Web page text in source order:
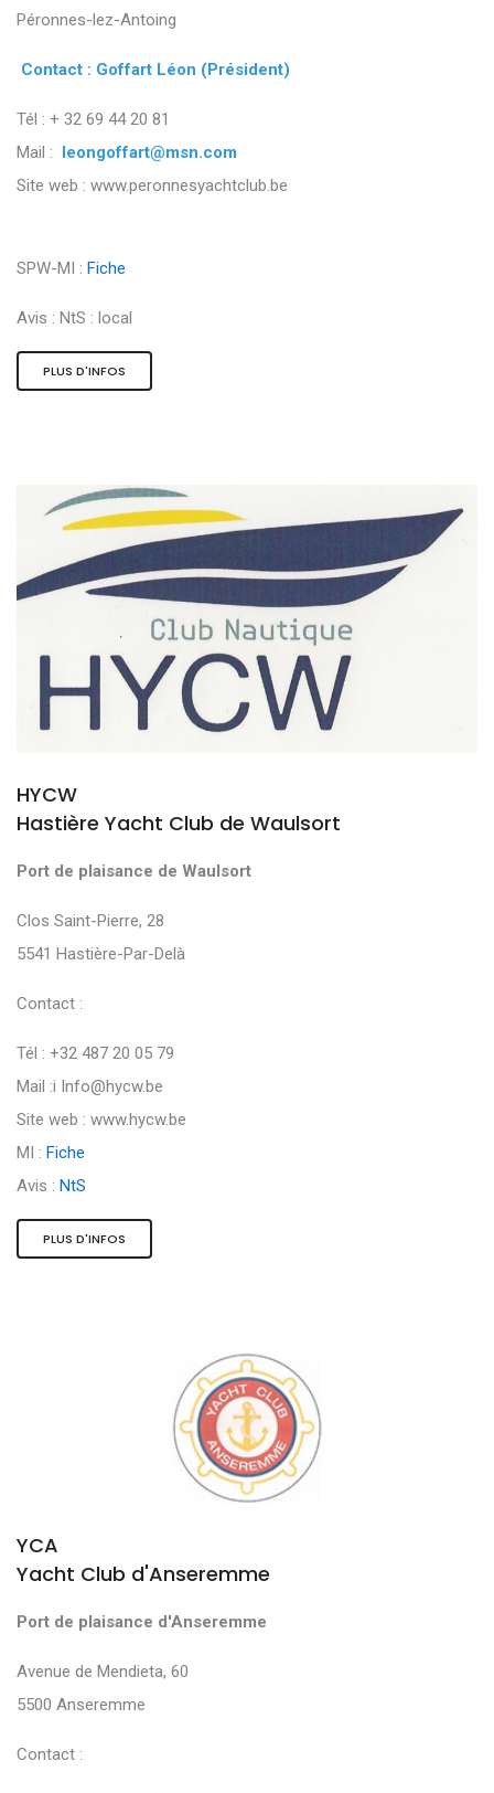
Péronnes-lez-Antoing
Contact : Goffart Léon (Président)
Tél : + 32 69 44 20 81
Mail : leongoffart@msn.com
Site web : www.peronnesyachtclub.be
SPW-MI : Fiche
Avis : NtS : local
PLUS D'INFOS
HYCW
Hastière Yacht Club de Waulsort
Port de plaisance de Waulsort
Clos Saint-Pierre, 28
5541 Hastière-Par-Delà
Contact :
Tél : +32 487 20 05 79
Mail :i Info@hycw.be
Site web : www.hycw.be
MI : Fiche
Avis : NtS
PLUS D'INFOS
YCA
Yacht Club d'Anseremme
Port de plaisance d'Anseremme
Avenue de Mendieta, 60
5500 Anseremme
Contact :